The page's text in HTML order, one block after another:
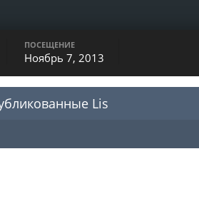
ПОСЕЩЕНИЕ
Ноябрь 7, 2013
Lis